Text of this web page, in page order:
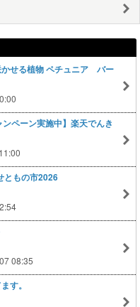
かせる植物 ペチュニア バー
ペーン実施中】楽天でんき
ともの市2026
08:35
す。